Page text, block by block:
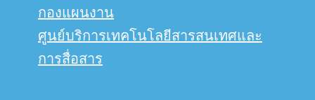
กองแผนงาน
ศูนย์บริการเทคโนโลยีสารสนเทศและ
การสื่อสาร